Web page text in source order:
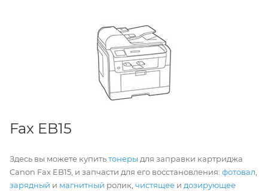
Fax EB15
Здесь вы можете купитьтонеры для заправки картриджа
Canon Fax EB15, и запчасти для его восстановления: фотовал
зарядный и магнитный ролик, чистящее и дозирующее